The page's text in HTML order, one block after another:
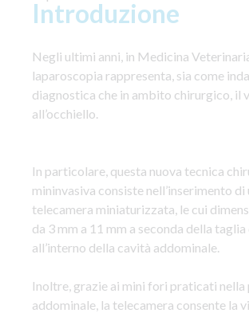
Introduzione
Negli ultimi anni, in Medicina
laparoscopia rappresenta, sia come
diagnostica che in ambito chirurgico, il
all’occhiello.
In particolare, questa nuova tecnica
mininvasiva consiste nell’inserimento di
telecamera miniaturizzata, le cui
da 3 mm a 11 mm a seconda della
all’interno della cavità addominale.
Inoltre, grazie ai mini fori praticati nella
addominale, la telecamera consente la